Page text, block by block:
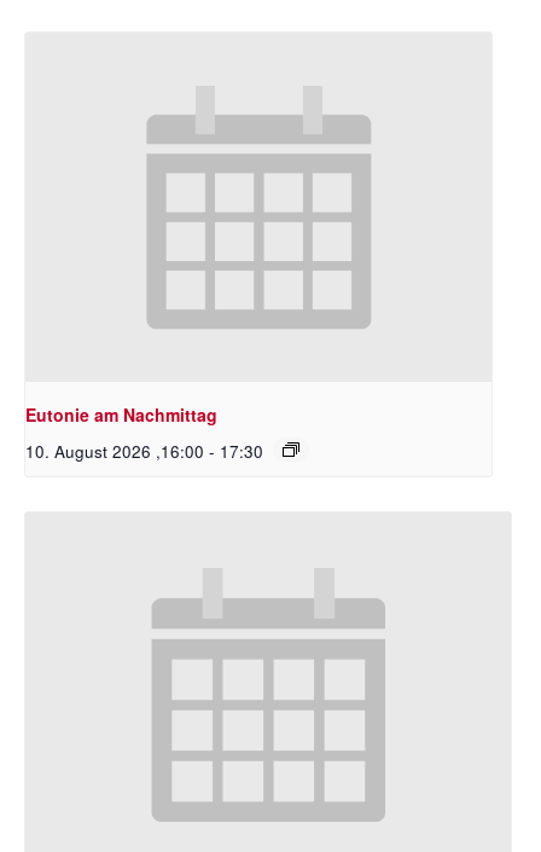
Eutonie am Nachmittag
10. August 2026 ,16:00 - 17:30